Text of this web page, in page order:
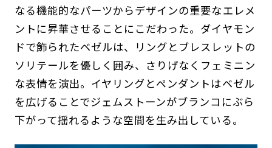
なる機能的なパーツからデザインの重要なエレメ
ントに昇華させることにこだわった。ダイヤモン
ドで飾られたベゼルは、リングとブレスレットの
ソリテールを優しく囲み、さりげなくフェミニン
な表情を演出。イヤリングとペンダントはベゼル
を広げることでジェムストーンがブランコにぶら
下がって揺れるような空間を生み出している。